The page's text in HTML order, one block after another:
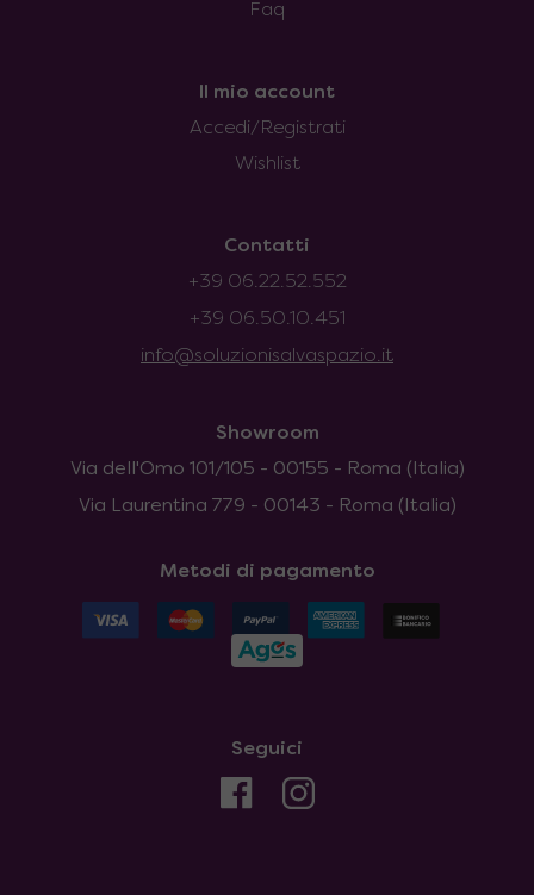
Faq
Il mio account
Accedi/Registrati
Wishlist
Contatti
+39 06.22.52.552
+39 06.50.10.451
info@soluzionisalvaspazio.it
Showroom
Via dell'Omo 101/105 - 00155 - Roma (Italia)
Via Laurentina 779 - 00143 - Roma (Italia)
Metodi di pagamento
Seguici